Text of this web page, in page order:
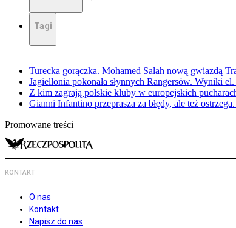
Tagi
Turecka gorączka. Mohamed Salah nową gwiazdą
Jagiellonia pokonała słynnych Rangersów. Wyniki
Z kim zagrają polskie kluby w europejskich
Gianni Infantino przeprasza za błędy, ale też
Promowane treści
KONTAKT
O nas
Kontakt
Napisz do nas